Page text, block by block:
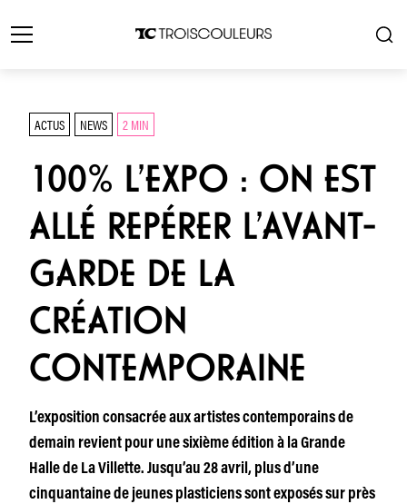
ACTUS NEWS 2 MIN
100% L’EXPO : ON EST
ALLÉ REPÉRER L’AVANT-
GARDE DE LA
CRÉATION
CONTEMPORAINE
L’exposition consacrée aux artistes contemporains de
demain revient pour une sixième édition à la Grande
Halle de La Villette. Jusqu’au 28 avril, plus d’une
cinquantaine de jeunes plasticiens sont exposés sur près